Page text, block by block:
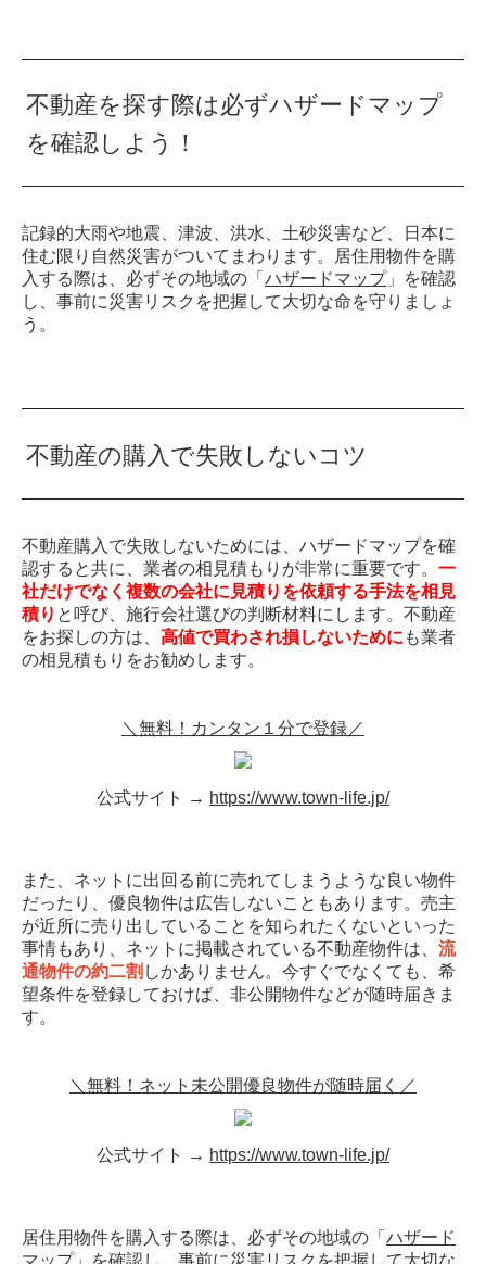
不動産を探す際は必ずハザードマップ
を確認しよう！
記録的大雨や地震、津波、洪水、土砂災害など、日本に
住む限り自然災害がついてまわります。居住用物件を購
入する際は、必ずその地域の「 ハザードマップ」を確認
し、事前に災害リスクを把握して大切な命を守りましょ
う。
不動産の購入で失敗しないコツ
不動産購入で失敗しないためには、ハザードマップを確
認すると共に、業者の相見積もりが非常に重要です。 一
社だけでなく複数の会社に見積りを依頼する手法を相見
積り と呼び、施行会社選びの判断材料にします。不動産
をお探しの方は、 高値で買わされ損しないために も業者
の相見積もりをお勧めします。
＼無料！カンタン１分で登録／
公式サイト → https://www.town-life.jp/
また、ネットに出回る前に売れてしまうような良い物件
だったり、優良物件は広告しないこともあります。売主
が近所に売り出していることを知られたくないといった
事情もあり、ネットに掲載されている不動産物件は、 流
通物件の約二割 しかありません。今すぐでなくても、希
望条件を登録しておけば、非公開物件などが随時届きま
す。
＼無料！ネット未公開優良物件が随時届く／
公式サイト → https://www.town-life.jp/
居住用物件を購入する際は、必ずその地域の「 ハザード
マップ」を確認し、事前に災害リスクを把握して大切な